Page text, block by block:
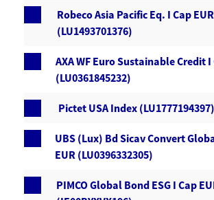
Robeco Asia Pacific Eq. I Cap EUR
(LU1493701376)
AXA WF Euro Sustainable Credit I
(LU0361845232)
Pictet USA Index (LU1777194397)
UBS (Lux) Bd Sicav Convert
EUR (LU0396332305)
PIMCO Global Bond ESG I Cap